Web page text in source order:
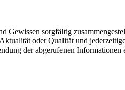
Gewissen sorgfältig
oder Qualität und
der abgerufenen Informationen